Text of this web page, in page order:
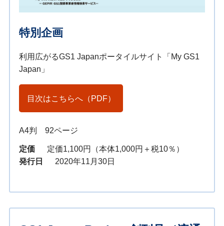
特別企画
利用広がるGS1 Japanポータイルサイト「My GS1
Japan」
目次はこちらへ（PDF）
A4判 92ページ
定価
定価1,100円（本体1,000円＋税10％）
発行日
2020年11月30日